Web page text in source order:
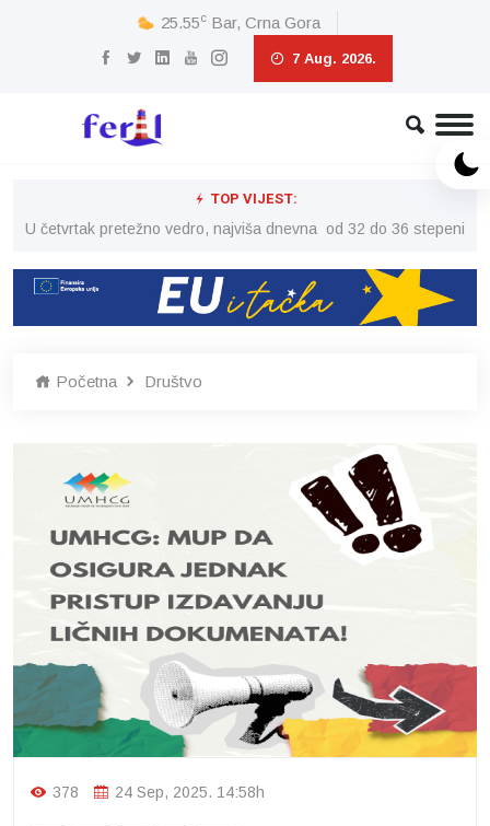
25.55c Bar, Crna Gora
7 Aug. 2026.
TOP VIJEST:
U četvrtak pretežno vedro, najviša dnevna od 32 do 36 stepeni
Početna Društvo
378 24 Sep, 2025. 14:58h